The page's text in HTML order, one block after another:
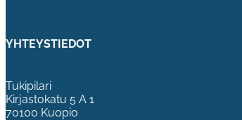
YHTEYSTIEDOT
Tukipilari
Kirjastokatu 5 A 1
70100 Kuopio